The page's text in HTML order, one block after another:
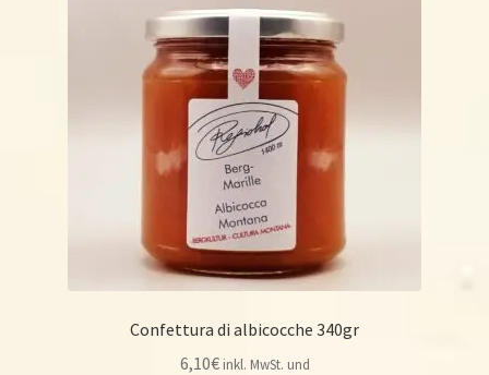
Confettura di albicocche 340gr
6,10€ inkl. MwSt. und